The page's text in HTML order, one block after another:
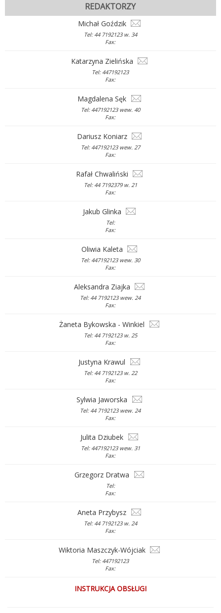
REDAKTORZY
Michał Goździk
Tel: 44 7192123 w. 34
Fax:
Katarzyna Zielińska
Tel: 447192123
Fax:
Magdalena Sęk
Tel: 447192123 wew. 40
Fax:
Dariusz Koniarz
Tel: 447192123 wew. 27
Fax:
Rafał Chwaliński
Tel: 44 7192379 w. 21
Fax:
Jakub Glinka
Tel:
Fax:
Oliwia Kaleta
Tel: 447192123 wew. 30
Fax:
Aleksandra Ziajka
Tel: 44 7192123 wew. 24
Fax:
Żaneta Bykowska - Winkiel
Tel: 44 7192123 w. 25
Fax:
Justyna Krawul
Tel: 44 7192123 w. 22
Fax:
Sylwia Jaworska
Tel: 44 7192123 wew. 24
Fax:
Julita Dziubek
Tel: 447192123 wew. 31
Fax:
Grzegorz Dratwa
Tel:
Fax:
Aneta Przybysz
Tel: 44 7192123 w. 24
Fax:
Wiktoria Maszczyk-Wójciak
Tel: 447192123
Fax:
INSTRUKCJA OBSŁUGI